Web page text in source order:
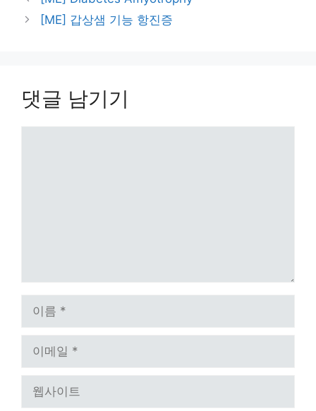
리
[ME] 갑상샘 기능 항진증
댓글 남기기
일